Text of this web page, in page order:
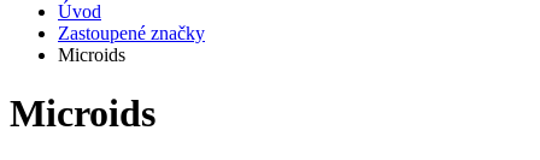
Úvod
Zastoupené značky
Microids
Microids